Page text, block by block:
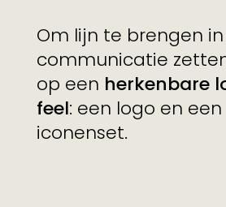
Om lijn te brengen
communicatie
op een herkenbare
feel: een logo en een
iconenset.